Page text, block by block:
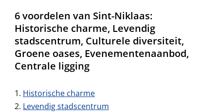
6 voordelen van Sint-Niklaas:
Historische charme, Levendig
stadscentrum, Culturele diversiteit,
Groene oases, Evenementenaanbod,
Centrale ligging
Historische charme
Levendig stadscentrum